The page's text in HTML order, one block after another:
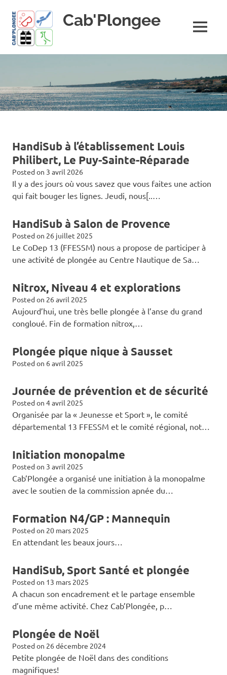
content
Cab'Plongee
!
MENU
HandiSub à l’établissement Louis
Philibert, Le Puy-Sainte-Réparade
Posted on 3 avril 2026
Il y a des jours où vous savez que vous faites une action
qui fait bouger les lignes. Jeudi, nous[..…
HandiSub à Salon de Provence
Posted on 26 juillet 2025
Le CoDep 13 (FFESSM) nous a propose de participer à
une activité de plongée au Centre Nautique de Sa…
Nitrox, Niveau 4 et explorations
Posted on 26 avril 2025
Aujourd’hui, une très belle plongée à l’anse du grand
congloué. Fin de formation nitrox,…
Plongée pique nique à Sausset
Posted on 6 avril 2025
Journée de prévention et de sécurité
Posted on 4 avril 2025
Organisée par la « Jeunesse et Sport », le comité
départemental 13 FFESSM et le comité régional, not…
Initiation monopalme
Posted on 3 avril 2025
Cab’Plongée a organisé une initiation à la monopalme
avec le soutien de la commission apnée du…
Formation N4/GP : Mannequin
Posted on 20 mars 2025
En attendant les beaux jours…
HandiSub, Sport Santé et plongée
Posted on 13 mars 2025
A chacun son encadrement et le partage ensemble
d’une même activité. Chez Cab’Plongée, p…
Plongée de Noël
Posted on 26 décembre 2024
Petite plongée de Noël dans des conditions
magnifiques!